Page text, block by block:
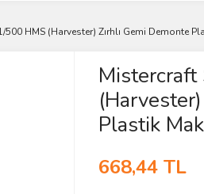
500 HMS (Harvester) Zırhlı Gemi Demonte
Plastik
668,44 TL